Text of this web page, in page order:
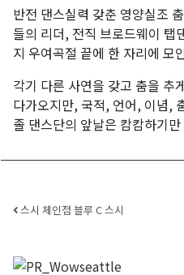
반전 댄스실력 갖춘 영양실조
들의 리더, 전직 브로드웨이 탭
지 우여곡절 끝에 한 자리에 모
각기 다른 사연을 갖고 춤을 추
다가오지만, 국적, 언어, 이념,
졸 댄스단의 앞날은 캄캄하기
Post navigation
스시 체인점 블루 C 스시